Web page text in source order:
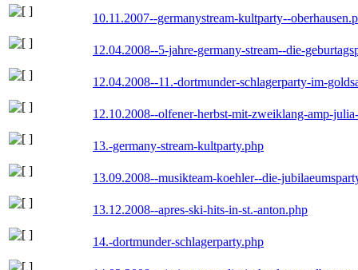
10.11.2007--germanystream-kultparty--
12.04.2008--5-jahre-germany-stream--die-
12.04.2008--11.-dortmunder-schlagerparty-im-
12.10.2008--olfener-herbst-mit-zweiklang-amp-
13.-germany-stream-kultparty.php
13.09.2008--musikteam-koehler--die-
13.12.2008--apres-ski-hits-in-st.-anton.php
14.-dortmunder-schlagerparty.php